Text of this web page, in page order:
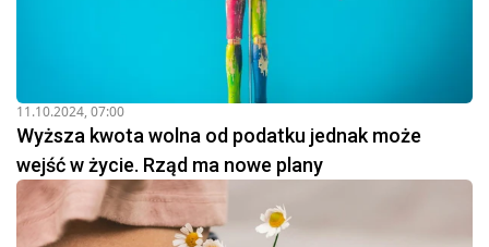
11.10.2024, 07:00
Wyższa kwota wolna od podatku jednak może
wejść w życie. Rząd ma nowe plany